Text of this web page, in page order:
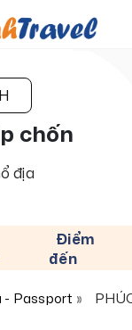
chốn
địa
Điểm
đến
- Passport